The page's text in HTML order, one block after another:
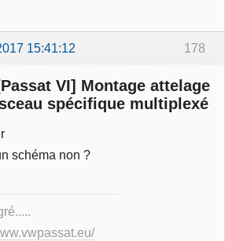
178
15:41:12
VI] Montage attelage
spécifique multiplexé
schéma non ?